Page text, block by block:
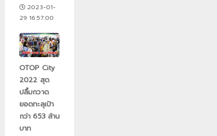
2023-01-
29 16:57:00
OTOP City
2022 สุด
ปลื้มกวาด
ยอดทะลุเป้า
กว่า 653 ล้าน
บาท